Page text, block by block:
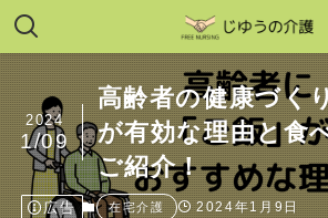
高齢者の健康づく
が有効な理由と食
ご紹介！
2024
1/09
広告 在宅介護 2024年1月9日